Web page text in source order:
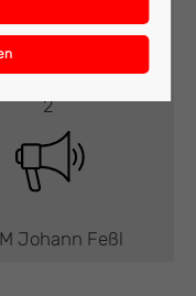
2
Johann Feßl